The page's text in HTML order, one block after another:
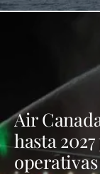
Air
hasta
operativas